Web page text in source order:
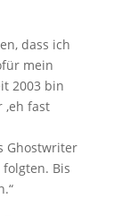
dass ich
mein
2003 bin
fast
Ghostwriter
Bis